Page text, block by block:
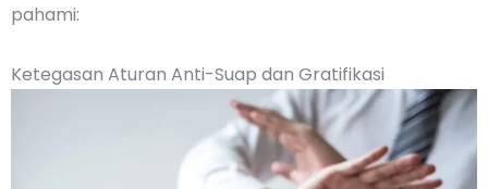
pahami:
Ketegasan Aturan Anti-Suap dan Gratifikasi